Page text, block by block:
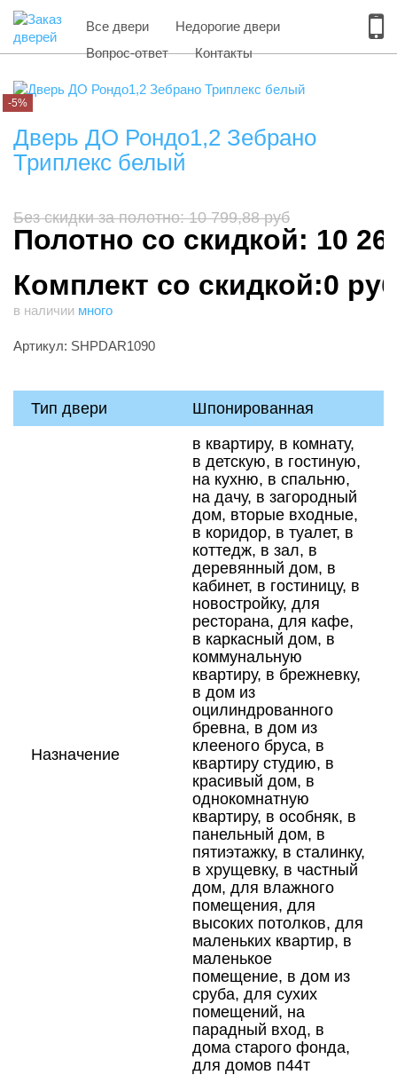
Все двери
Недорогие двери
Вопрос-ответ
Контакты
-5%
Дверь ДО Рондо1,2 Зебрано
Триплекс белый
Без скидки за полотно: 10 799,88 руб
Полотно со скидкой: 10
Комплект со скидкой:0
в наличии много
Артикул: SHPDAR1090
Тип двери Шпонированная
Назначение
в квартиру, в комнату,
в детскую, в гостиную,
на кухню, в спальню,
на дачу, в загородный
дом, вторые входные,
в коридор, в туалет, в
коттедж, в зал, в
деревянный дом, в
кабинет, в гостиницу, в
новостройку, для
ресторана, для кафе,
в каркасный дом, в
коммунальную
квартиру, в брежневку,
в дом из
оцилиндрованного
бревна, в дом из
клееного бруса, в
квартиру студию, в
красивый дом, в
однокомнатную
квартиру, в особняк, в
панельный дом, в
пятиэтажку, в сталинку,
в хрущевку, в частный
дом, для влажного
помещения, для
высоких потолков, для
маленьких квартир, в
маленькое
помещение, в дом из
сруба, для сухих
помещений, на
парадный вход, в
дома старого фонда,
для домов п44т